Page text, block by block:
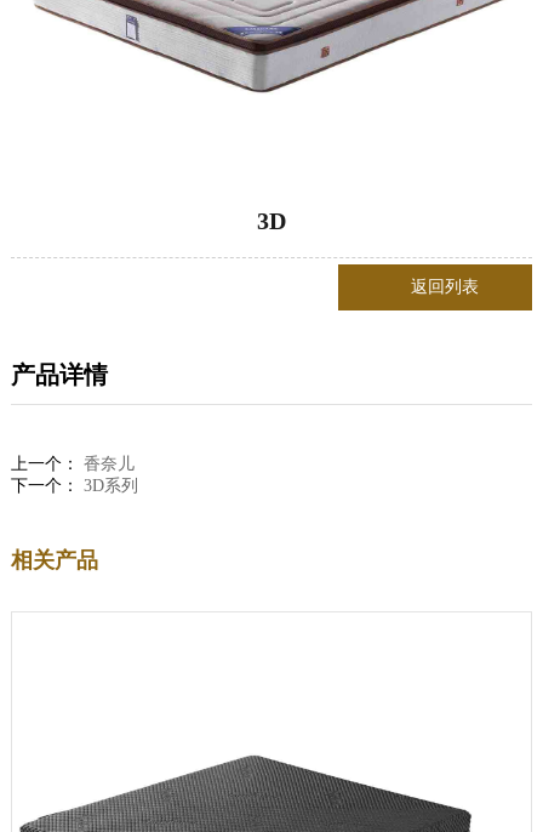
3D
返回列表
产品详情
上一个： 香奈儿
下一个： 3D系列
相关产品